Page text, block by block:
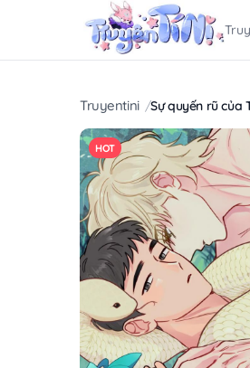
Truyentini Sự quyến rũ của
HOT